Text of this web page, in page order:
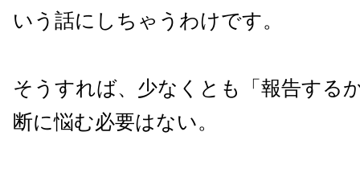
いう話にしちゃうわけです。
そうすれば、少なくとも「報告する
断に悩む必要はない。